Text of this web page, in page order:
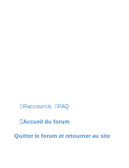
Raccourcis FAQ
Accueil du forum
Quitter le forum et retourner au site